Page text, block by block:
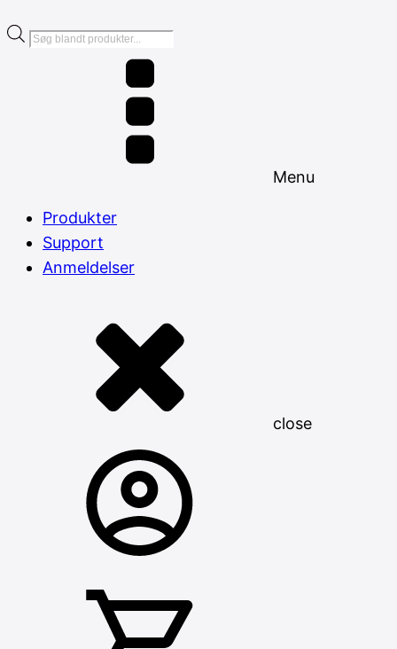
Products
Menu
Produkter
Support
Anmeldelser
close